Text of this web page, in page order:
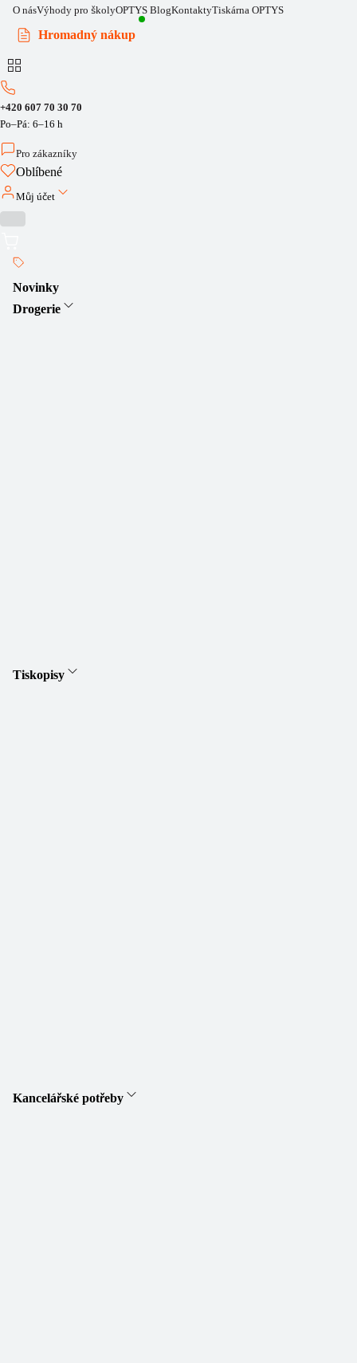
O násVýhody pro školyOPTYS BlogKontaktyTiskárna OPTYS
Hromadný nákup
+420 607 70 30 70
Po–Pá: 6–16 h
Pro zákazníky
Oblíbené
Můj účet
Novinky
Drogerie
Tiskopisy
Kancelářské potřeby